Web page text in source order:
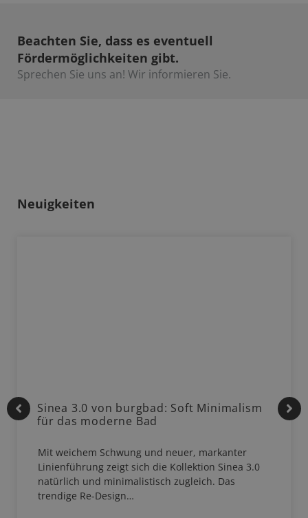
Beachten Sie, dass es eventuell
Fördermöglichkeiten gibt.
Sprechen Sie uns an! Wir informieren Sie.​
Neuigkeiten
Sinea 3.0 von burgbad: Soft Minimalism
für das moderne Bad
Mit weichem Schwung und neuer, markanter
Linienführung zeigt sich die Kollektion Sinea 3.0
natürlich und minimalistisch zugleich. Das
trendige Re-Design…